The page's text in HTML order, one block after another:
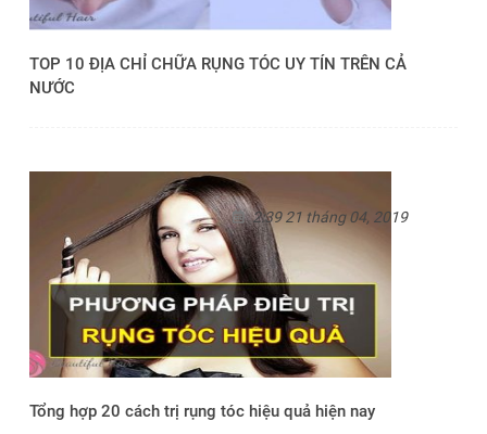
TOP 10 ĐỊA CHỈ CHỮA RỤNG TÓC UY TÍN TRÊN CẢ
NƯỚC
Tổng hợp 20 cách trị rụng tóc hiệu quả hiện nay
2:39 21 tháng 04, 2019